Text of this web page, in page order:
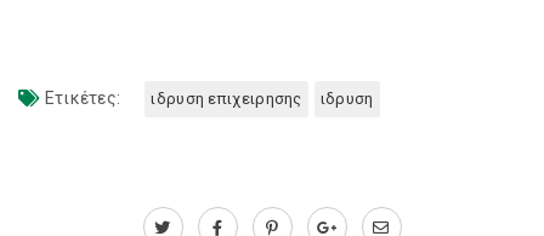
Ετικέτες: ιδρυση επιχειρησης ιδρυση